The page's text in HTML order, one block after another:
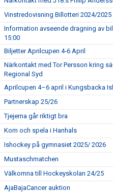
Vinstredovisning Billotteri 2024/2025
Information avseende dragning av
15:00
Biljetter Aprilcupen 4-6 April
Närkontakt med Tor Persson kring
Regional Syd
Aprilcupen 4–6 april i Kungsbacka
Partnerskap 25/26
Tjejerna går riktigt bra
Kom och spela i Hanhals
Ishockey på gymnasiet 2025/ 2026
Mustaschmatchen
Välkomna till Hockeyskolan 24/25
AjaBajaCancer auktion